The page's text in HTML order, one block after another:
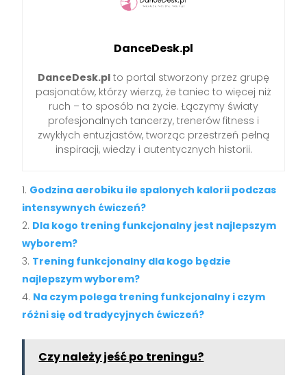
DanceDesk.pl
DanceDesk.pl to portal stworzony przez grupę
pasjonatów, którzy wierzą, że taniec to więcej niż
ruch – to sposób na życie. Łączymy światy
profesjonalnych tancerzy, trenerów fitness i
zwykłych entuzjastów, tworząc przestrzeń pełną
inspiracji, wiedzy i autentycznych historii.
Godzina aerobiku ile spalonych kalorii podczas
intensywnych ćwiczeń?
Dla kogo trening funkcjonalny jest najlepszym
wyborem?
Trening funkcjonalny dla kogo będzie
najlepszym wyborem?
Na czym polega trening funkcjonalny i czym
różni się od tradycyjnych ćwiczeń?
Czy należy jeść po treningu?